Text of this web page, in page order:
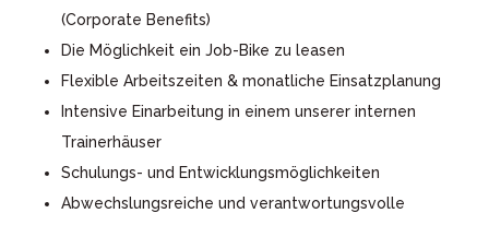
(Corporate Benefits)
Die Möglichkeit ein Job-Bike zu leasen
Flexible Arbeitszeiten & monatliche Einsatzplanung
Intensive Einarbeitung in einem unserer internen
Trainerhäuser
Schulungs- und Entwicklungsmöglichkeiten
Abwechslungsreiche und verantwortungsvolle